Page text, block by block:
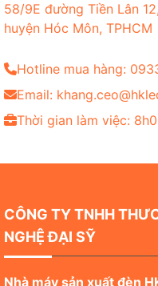
58/9E đường Tiền Lân
huyện Hóc Môn, TPHCM
Hotline mua hàng:
Email:
Thời gian làm việc:
CÔNG TY TNHH
NGHỆ ĐẠI SỸ
Nhà máy sản xuất đèn